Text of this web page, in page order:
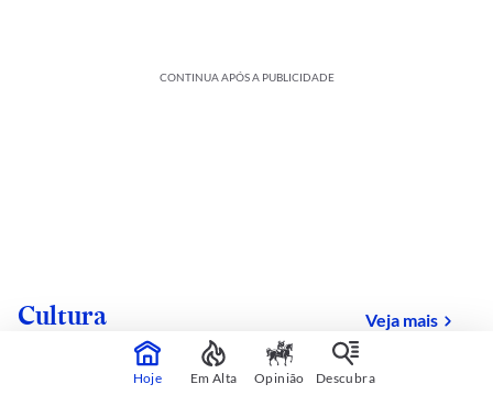
CONTINUA APÓS A PUBLICIDADE
Cultura Veja maissobre
Hoje Em Alta Opinião Descubra